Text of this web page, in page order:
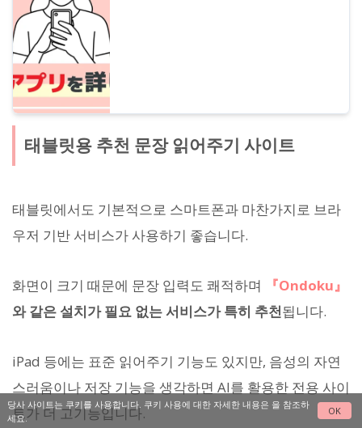
태블릿용 추천 문장 읽어주기 사이트
태블릿에서도 기본적으로 스마트폰과 마찬가지로 브라
우저 기반 서비스가 사용하기 좋습니다.
화면이 크기 때문에 문장 입력도 쾌적하며
『Ondoku』
와 같은 설치가 필요 없는 서비스가 특히 추천됩니다.
iPad 등에는 표준 읽어주기 기능도 있지만, 음성의 자연
스러움이나 저장 기능을 생각하면 AI를 활용한 전용 사이
트가 더 고기능입니다.
당사 사이트는 쿠키를 사용합니다. 쿠키 사용에 대한 자세한 내용은 을 참조하
세요.
OK